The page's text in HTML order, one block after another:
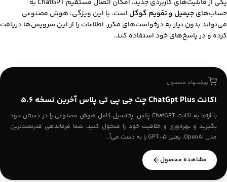
یکی از قابلیت‌های کاربردی جدید، امکان اتصال مستقیم ChatGPT به
حساب‌هایجیمیل و تقویم گوگل است. با این ویژگی، هوش مصنوعی
می‌تواند بدون نیاز به درخواست‌های مکرر، اطلاعات را از این سرویس‌ها دریافت
کرده و در پاسخ‌های خود استفاده کند.
پیشنهاد محصول
اکانت ChatGpt Plus چت جی پی تی پلاس آخرین نسخه ۵.۶
با ارتقا به اکانت ChatGPT پلاس، پتانسیل کامل هوش مصنوعی را در دستان خود
بگیرید و بهره‌وری و خلاقیت خود را متحول کنید. شما فرماندهی قدرتمندترین
مدل OpenAI، یعنی GPT-5 را به دست می‌آ…
مشاهده محصول